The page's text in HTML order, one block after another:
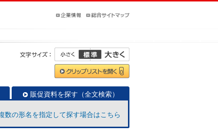
販促資料を探す（全文検索）
数の形名を指定して探す場合はこちら